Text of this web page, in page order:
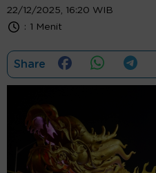
22/12/2025, 16:20 WIB
: 1 Menit
Share